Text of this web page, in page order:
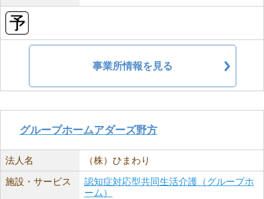
事業所情報を見る
グループホームアダーズ野方
法人名 （株）ひまわり
施設・サービス
認知症対応型共同生活介護（グループホ
ーム）